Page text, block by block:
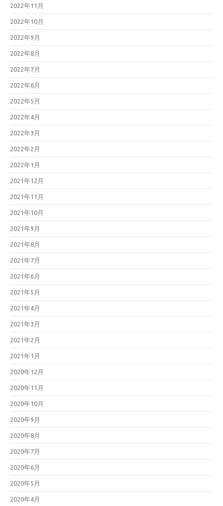
2022年11月
2022年10月
2022年9月
2022年8月
2022年7月
2022年6月
2022年5月
2022年4月
2022年3月
2022年2月
2022年1月
2021年12月
2021年11月
2021年10月
2021年9月
2021年8月
2021年7月
2021年6月
2021年5月
2021年4月
2021年3月
2021年2月
2021年1月
2020年12月
2020年11月
2020年10月
2020年9月
2020年8月
2020年7月
2020年6月
2020年5月
2020年4月